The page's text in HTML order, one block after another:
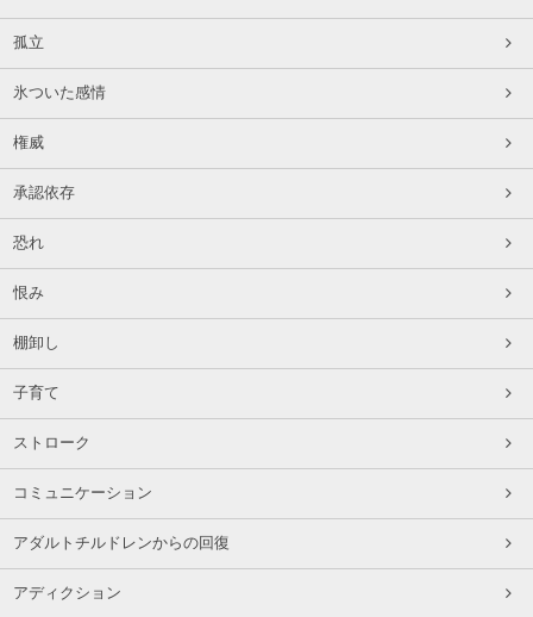
孤立
氷ついた感情
権威
承認依存
恐れ
恨み
棚卸し
子育て
ストローク
コミュニケーション
アダルトチルドレンからの回復
アディクション